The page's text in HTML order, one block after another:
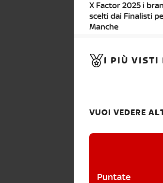
X Factor 2025 i
scelti dai Finalisti
Manche
I PIÙ VISTI
VUOI VEDERE
Puntate